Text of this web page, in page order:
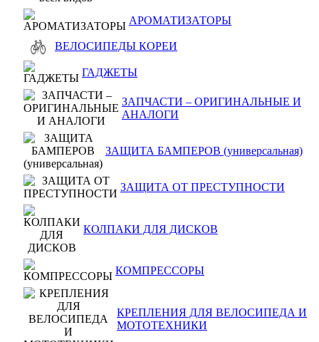
АРОМАТИЗАТОРЫ
ВЕЛОСИПЕДЫ КОРЕИ
ГАДЖЕТЫ
ЗАПЧАСТИ – ОРИГИНАЛЬНЫЕ И
АНАЛОГИ
ЗАЩИТА БАМПЕРОВ (универсальная)
ЗАЩИТА ОТ ПРЕСТУПНОСТИ
КОЛПАКИ ДЛЯ ДИСКОВ
КОМПРЕССОРЫ
КРЕПЛЕНИЯ ДЛЯ ВЕЛОСИПЕДА И
МОТОТЕХНИКИ